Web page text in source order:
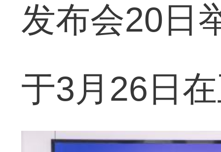
发布会20日
于3月26日